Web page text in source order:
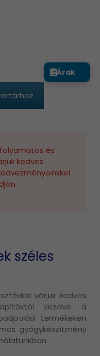
és
kedves
széles
várjuk kedves
kezdve a
termékeken
gyógykészítmény
Árak